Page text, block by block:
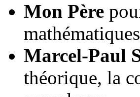
Mon Père
Marcel-Paul
théorique, la